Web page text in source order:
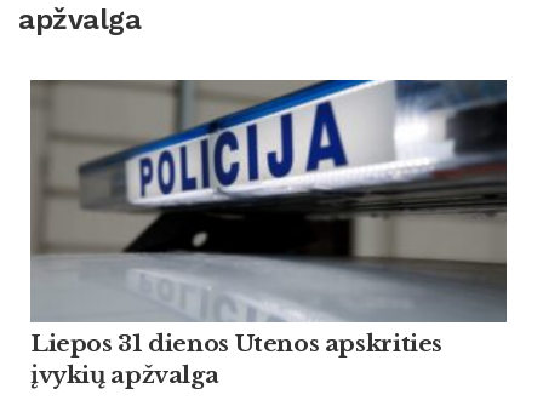
apžvalga
Liepos 31 dienos Utenos apskrities
įvykių apžvalga